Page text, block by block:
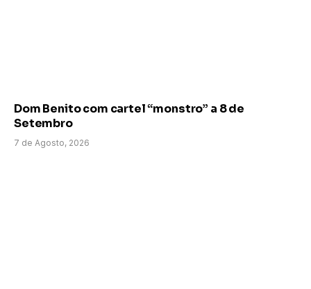
Dom Benito com cartel “monstro” a 8 de
Setembro
7 de Agosto, 2026